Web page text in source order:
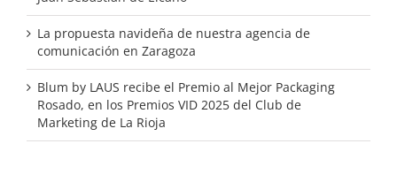
La propuesta navideña de nuestra agencia de
comunicación en Zaragoza
Blum by LAUS recibe el Premio al Mejor Packaging
Rosado, en los Premios VID 2025 del Club de
Marketing de La Rioja